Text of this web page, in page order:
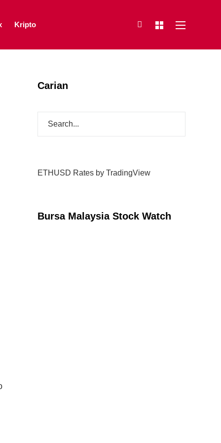
Kripto
Carian
ETHUSD Rates by TradingView
Bursa Malaysia Stock Watch